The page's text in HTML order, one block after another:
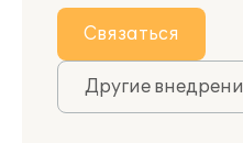
Связаться
Другие